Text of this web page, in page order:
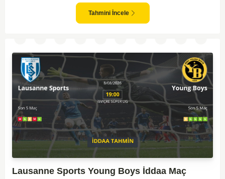
genellikle maçlarda gol yollarında etkili olurken, Grasshoppers savunma
anlamında zaman zaman sorunlar yaşayabiliyor. Bu durumda,
karşılaşmanın gollü geçmesi muhtemel gözüküyor. İki takımın oyun tarzını
Tahmini İncele
Lausanne Sports Young Boys İddaa Maç